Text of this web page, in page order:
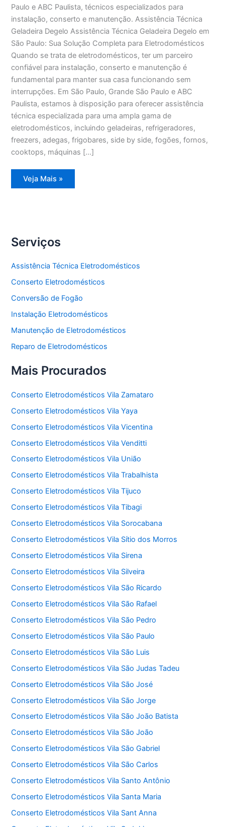
Paulo e ABC Paulista, técnicos especializados para
instalação, conserto e manutenção. Assistência Técnica
Geladeira Degelo Assistência Técnica Geladeira Degelo em
São Paulo: Sua Solução Completa para Eletrodomésticos
Quando se trata de eletrodomésticos, ter um parceiro
confiável para instalação, conserto e manutenção é
fundamental para manter sua casa funcionando sem
interrupções. Em São Paulo, Grande São Paulo e ABC
Paulista, estamos à disposição para oferecer assistência
técnica especializada para uma ampla gama de
eletrodomésticos, incluindo geladeiras, refrigeradores,
freezers, adegas, frigobares, side by side, fogões, fornos,
cooktops, máquinas […]
Assistência
Técnica
Veja Mais »
Serviços
Assistência Técnica Eletrodomésticos
Conserto Eletrodomésticos
Conversão de Fogão
Instalação Eletrodomésticos
Manutenção de Eletrodomésticos
Reparo de Eletrodomésticos
Mais Procurados
Conserto Eletrodomésticos Vila Zamataro
Conserto Eletrodomésticos Vila Yaya
Conserto Eletrodomésticos Vila Vicentina
Conserto Eletrodomésticos Vila Venditti
Conserto Eletrodomésticos Vila União
Conserto Eletrodomésticos Vila Trabalhista
Conserto Eletrodomésticos Vila Tijuco
Conserto Eletrodomésticos Vila Tibagi
Conserto Eletrodomésticos Vila Sorocabana
Conserto Eletrodomésticos Vila Sítio dos Morros
Conserto Eletrodomésticos Vila Sirena
Conserto Eletrodomésticos Vila Silveira
Conserto Eletrodomésticos Vila São Ricardo
Conserto Eletrodomésticos Vila São Rafael
Conserto Eletrodomésticos Vila São Pedro
Conserto Eletrodomésticos Vila São Paulo
Conserto Eletrodomésticos Vila São Luis
Conserto Eletrodomésticos Vila São Judas Tadeu
Conserto Eletrodomésticos Vila São José
Conserto Eletrodomésticos Vila São Jorge
Conserto Eletrodomésticos Vila São João Batista
Conserto Eletrodomésticos Vila São João
Conserto Eletrodomésticos Vila São Gabriel
Conserto Eletrodomésticos Vila São Carlos
Conserto Eletrodomésticos Vila Santo Antônio
Conserto Eletrodomésticos Vila Santa Maria
Conserto Eletrodomésticos Vila Sant Anna